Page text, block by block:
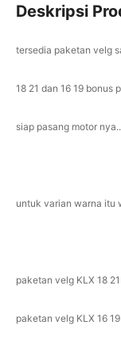
Deskripsi
tersedia paketan velg
18 21 dan 16 19 bonus
siap pasang motor
untuk varian warna itu
paketan velg KLX 18 21
paketan velg KLX 16 19